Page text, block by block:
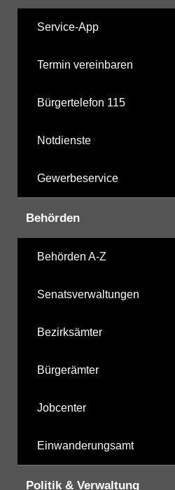
Service-App
Termin vereinbaren
Bürgertelefon 115
Notdienste
Gewerbeservice
Behörden
Behörden A-Z
Senatsverwaltungen
Bezirksämter
Bürgerämter
Jobcenter
Einwanderungsamt
Politik & Verwaltung